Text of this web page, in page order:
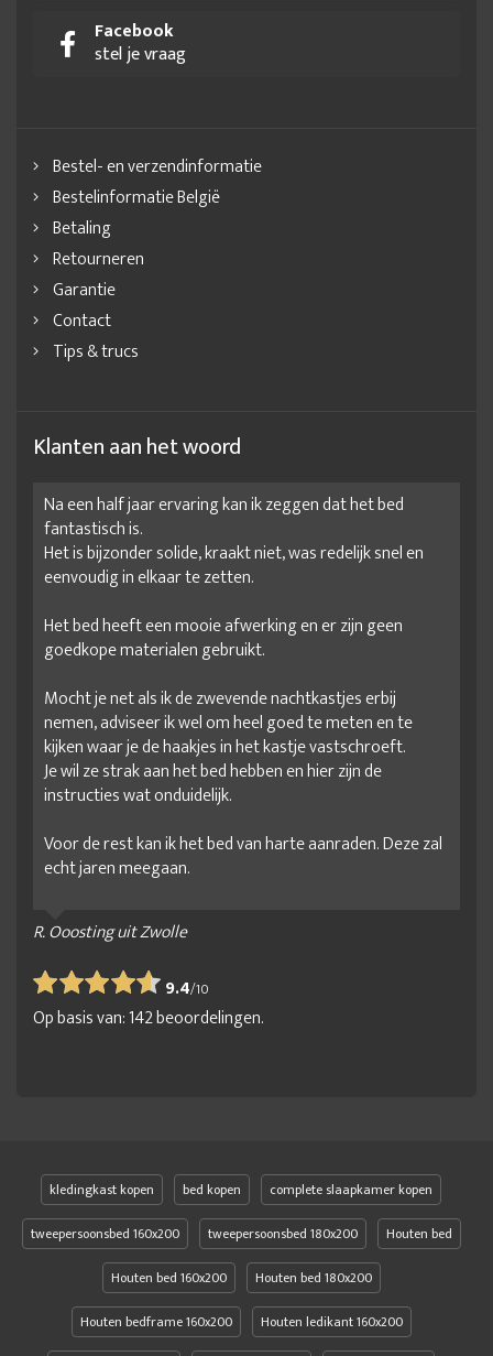
Facebook
stel je vraag
Bestel- en verzendinformatie
Bestelinformatie België
Betaling
Retourneren
Garantie
Contact
Tips & trucs
Klanten aan het woord
Na een half jaar ervaring kan ik zeggen dat het bed
fantastisch is.
Het is bijzonder solide, kraakt niet, was redelijk snel en
eenvoudig in elkaar te zetten.
Het bed heeft een mooie afwerking en er zijn geen
goedkope materialen gebruikt.
Mocht je net als ik de zwevende nachtkastjes erbij
nemen, adviseer ik wel om heel goed te meten en te
kijken waar je de haakjes in het kastje vastschroeft.
Je wil ze strak aan het bed hebben en hier zijn de
instructies wat onduidelijk.
Voor de rest kan ik het bed van harte aanraden. Deze zal
echt jaren meegaan.
R. Ooosting uit Zwolle
9.4/10
Op basis van:142beoordelingen.
kledingkast kopen bed kopen
complete slaapkamer kopen
tweepersoonsbed 160x200
tweepersoonsbed 180x200
Houten bed
Houten bed 160x200
Houten bed 180x200
Houten bedframe 160x200
Houten ledikant 160x200